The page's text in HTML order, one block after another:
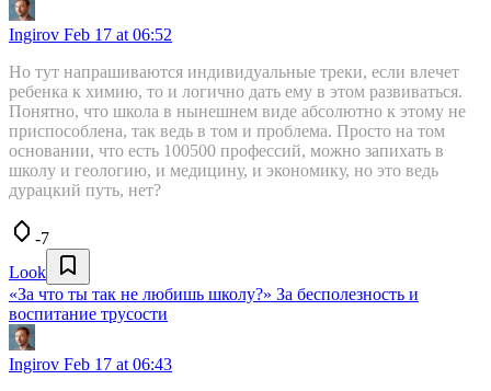
Ingirov Feb 17 at 06:52
Но тут напрашиваются индивидуальные треки, если влечет
ребенка к химию, то и логично дать ему в этом развиваться.
Понятно, что школа в нынешнем виде абсолютно к этому не
приспособлена, так ведь в том и проблема. Просто на том
основании, что есть 100500 профессий, можно запихать в
школу и геологию, и медицину, и экономику, но это ведь
дурацкий путь, нет?
-7
Look
«За что ты так не любишь школу?» За бесполезность и
воспитание трусости
Ingirov Feb 17 at 06:43